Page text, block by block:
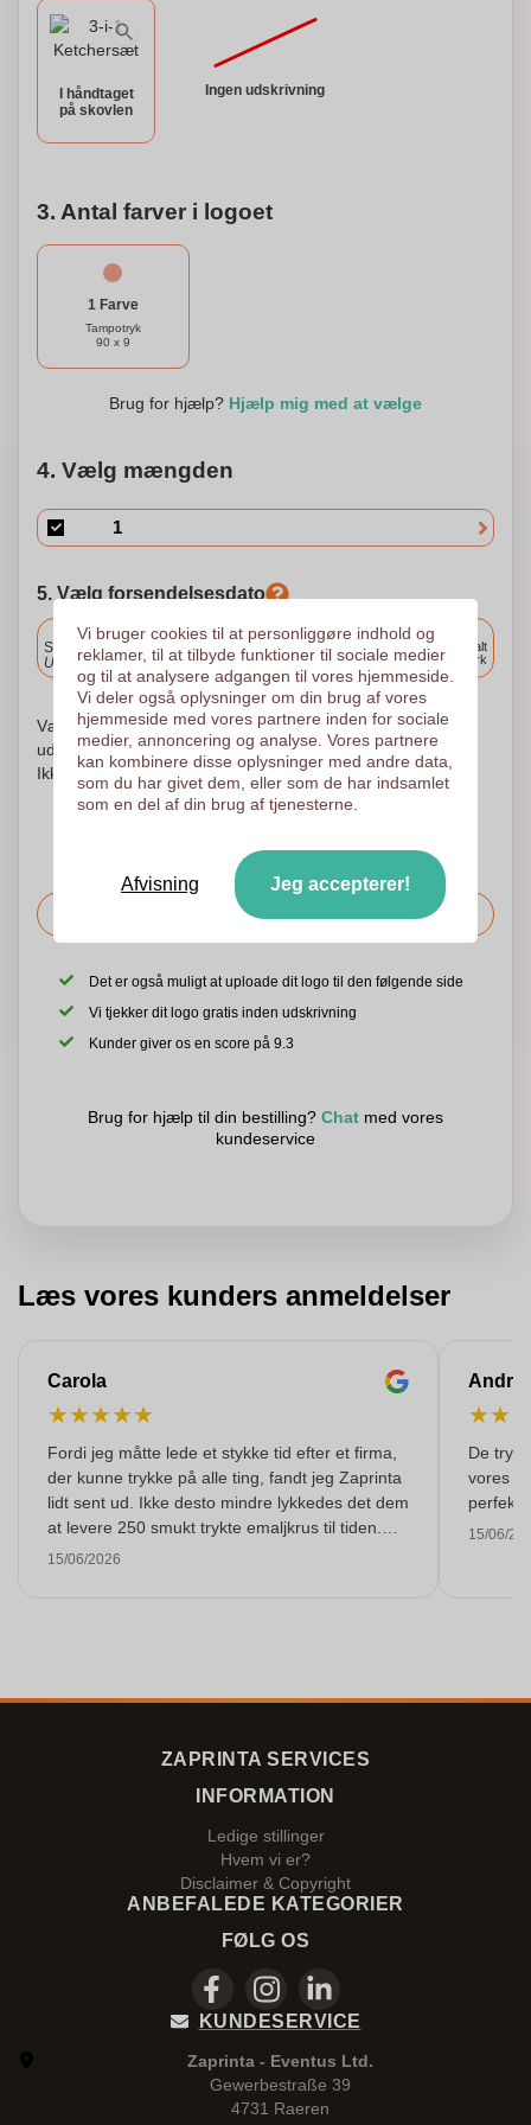
I håndtaget
på skovlen
Ingen udskrivning
3. Antal farver i logoet
1 Farve
Tampotryk
90 x 9
Brug for hjælp? Hjælp mig med at vælge
4. Vælg mængden
5. Vælg forsendelsesdato
Inkluderet
Standard levering
Upload og godkend dine filer i morgen før 9:30.
Levering overalt
i Danmark
Vær ikke urolig! Vi kontrollerer hvert logo og begynder at
udskrive først efter din godkendelse af udskrivningsordren.
Ikke før. Din tilfredshed er vores tilfredshed!
Bed om prisen
Det er også muligt at uploade dit logo til den følgende side
Vi tjekker dit logo gratis inden udskrivning
Kunder giver os en score på 9.3
Brug for hjælp til din bestilling? Chat med vores
kundeservice
Læs vores kunders anmeldelser
Carola
★★★★★
Fordi jeg måtte lede et stykke tid efter et firma,
der kunne trykke på alle ting, fandt jeg Zaprinta
lidt sent ud. Ikke desto mindre lykkedes det dem
at levere 250 smukt trykte emaljkrus til tiden.
Jeg er meget tilfreds med dem. Mange tak!
15/06/2026
★★
De
vores
perfekt
15/06/
ZAPRINTA SERVICES
INFORMATION
Ledige stillinger
Hvem vi er?
Disclaimer & Copyright
ANBEFALEDE KATEGORIER
FØLG OS
KUNDESERVICE
Zaprinta - Eventus Ltd.
Gewerbestraße 39
4731 Raeren
Vi bruger cookies til at personliggøre indhold og
reklamer, til at tilbyde funktioner til sociale medier
og til at analysere adgangen til vores hjemmeside.
Vi deler også oplysninger om din brug af vores
hjemmeside med vores partnere inden for sociale
medier, annoncering og analyse. Vores partnere
kan kombinere disse oplysninger med andre data,
som du har givet dem, eller som de har indsamlet
som en del af din brug af tjenesterne.
Afvisning Jeg accepterer!